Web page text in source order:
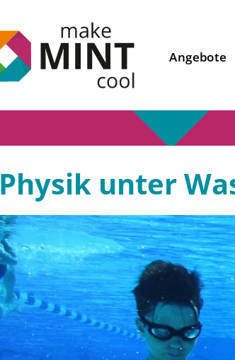
Angebote
Physik unter